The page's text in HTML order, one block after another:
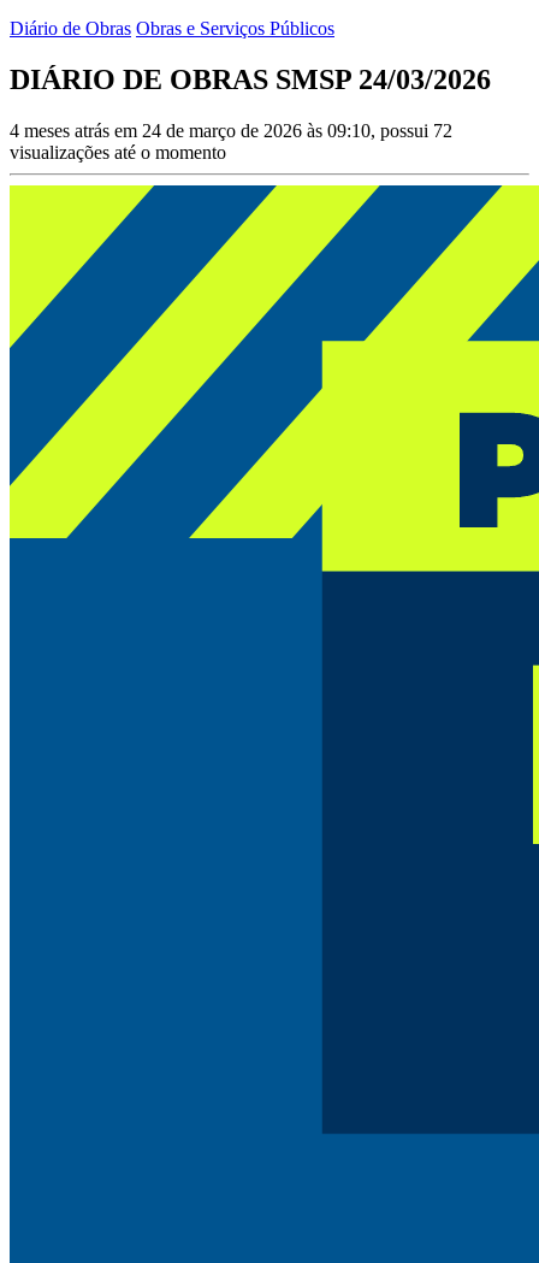
Diário de Obras Obras e Serviços Públicos
DIÁRIO DE OBRAS SMSP 24/03/2026
4 meses atrás em 24 de março de 2026 às 09:10, possui 72
visualizações até o momento